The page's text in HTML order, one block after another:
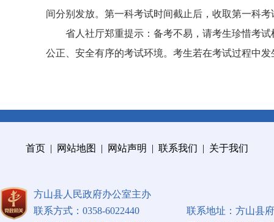
间分别发放。第一科考试时间截止后，收取第一科
省人社厅郑重提示：备考不易，请考生珍惜考试
公正、安全有序的考试环境。考生若在考试过程中
首页 | 网站地图 | 网站声明 | 联系我们 | 关于我们
方山县人民政府办公室主办
联系方式：0358-6022440
联系地址：方山县